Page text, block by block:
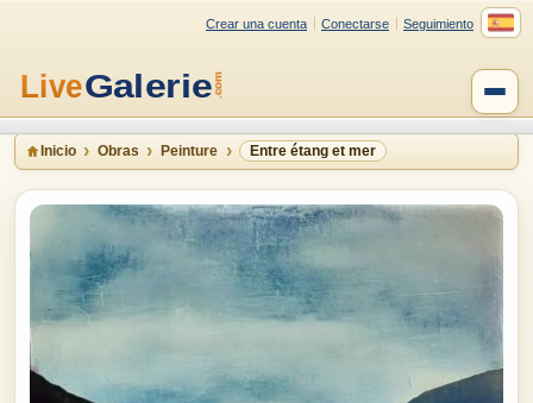
Crear una cuenta Conectarse Seguimiento
Inicio Obras Peinture Entre étang et mer